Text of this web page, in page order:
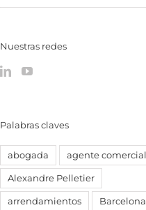
Nuestras redes
Palabras claves
abogada agente comercial
Alexandre Pelletier
arrendamientos Barcelona